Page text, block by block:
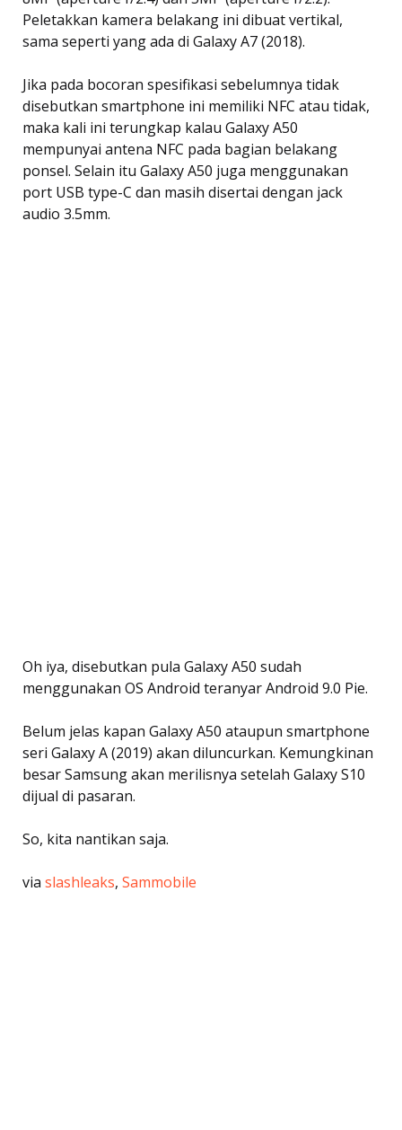
Peletakkan kamera belakang ini dibuat vertikal,
sama seperti yang ada di Galaxy A7 (2018).
Jika pada bocoran spesifikasi sebelumnya tidak
disebutkan smartphone ini memiliki NFC atau tidak,
maka kali ini terungkap kalau Galaxy A50
mempunyai antena NFC pada bagian belakang
ponsel. Selain itu Galaxy A50 juga menggunakan
port USB type-C dan masih disertai dengan jack
audio 3.5mm.
Oh iya, disebutkan pula Galaxy A50 sudah
menggunakan OS Android teranyar Android 9.0 Pie.
Belum jelas kapan Galaxy A50 ataupun smartphone
seri Galaxy A (2019) akan diluncurkan. Kemungkinan
besar Samsung akan merilisnya setelah Galaxy S10
dijual di pasaran.
So, kita nantikan saja.
via slashleaks, Sammobile